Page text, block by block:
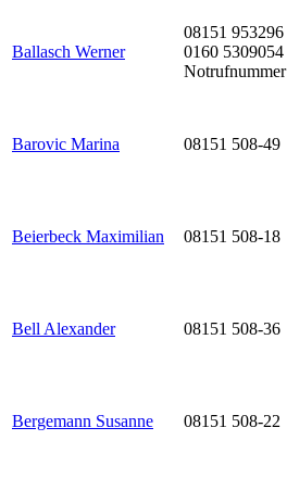
Ballasch Werner
08151 953296
0160 5309054
Notrufnummer
Barovic Marina 08151 508-49
Beierbeck Maximilian 08151 508-18
Bell Alexander 08151 508-36
Bergemann Susanne 08151 508-22